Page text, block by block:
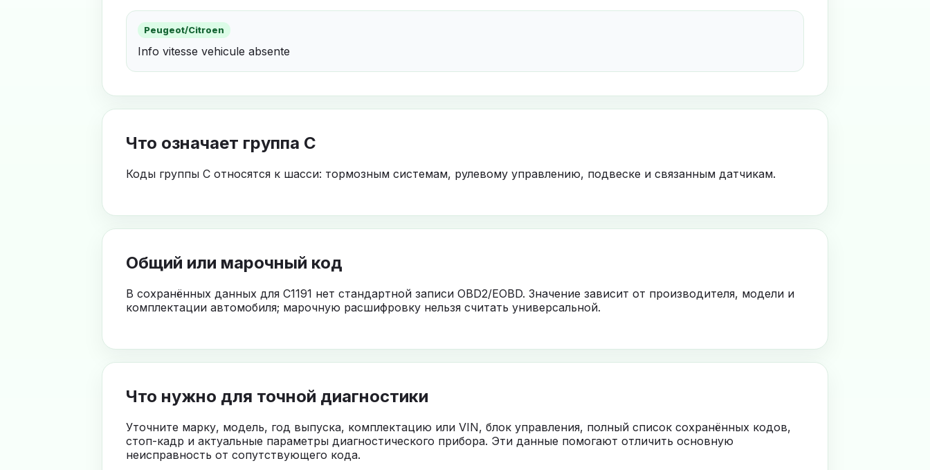
Peugeot/Citroen
Info vitesse vehicule absente
Что означает группа C
Коды группы C относятся к шасси: тормозным системам, рулевому управлению, подвеске и связанным датчикам.
Общий или марочный код
В сохранённых данных для C1191 нет стандартной записи OBD2/EOBD. Значение зависит от производителя, модели и
комплектации автомобиля; марочную расшифровку нельзя считать универсальной.
Что нужно для точной диагностики
Уточните марку, модель, год выпуска, комплектацию или VIN, блок управления, полный список сохранённых кодов,
стоп-кадр и актуальные параметры диагностического прибора. Эти данные помогают отличить основную
неисправность от сопутствующего кода.